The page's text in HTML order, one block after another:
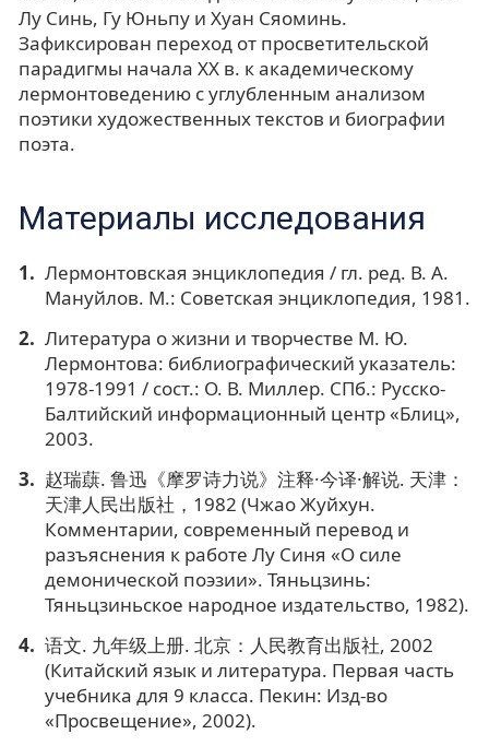
Лу Синь, Гу Юньпу и Хуан Сяоминь.
Зафиксирован переход от просветительской
парадигмы начала ХХ в. к академическому
лермонтоведению с углубленным анализом
поэтики художественных текстов и биографии
поэта.
Материалы исследования
Лермонтовская энциклопедия / гл. ред. В. А.
Мануйлов. М.: Советская энциклопедия, 1981.
Литература о жизни и творчестве М. Ю.
Лермонтова: библиографический указатель:
1978-1991 / сост.: О. В. Миллер. СПб.: Русско-
Балтийский информационный центр «Блиц»,
2003.
赵瑞蕻. 鲁迅《摩罗诗力说》注释·今译·解说. 天津：
天津人民出版社，1982 (Чжао Жуйхун.
Комментарии, современный перевод и
разъяснения к работе Лу Синя «О силе
демонической поэзии». Тяньцзинь:
Тяньцзиньское народное издательство, 1982).
语文. 九年级上册. 北京：人民教育出版社, 2002
(Китайский язык и литература. Первая часть
учебника для 9 класса. Пекин: Изд-во
«Просвещение», 2002).